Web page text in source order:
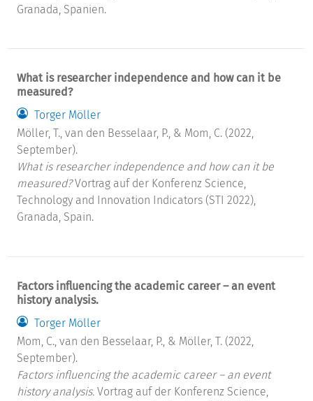
Granada, Spanien.
What is researcher independence and how can it be
measured?
Torger Möller
Möller, T., van den Besselaar, P., & Mom, C. (2022,
September).
What is researcher independence and how can it be
measured?Vortrag auf der Konferenz Science,
Technology and Innovation Indicators (STI 2022),
Granada, Spain.
Factors influencing the academic career – an event
history analysis.
Torger Möller
Mom, C., van den Besselaar, P., & Möller, T. (2022,
September).
Factors influencing the academic career – an event
history analysis. Vortrag auf der Konferenz Science,